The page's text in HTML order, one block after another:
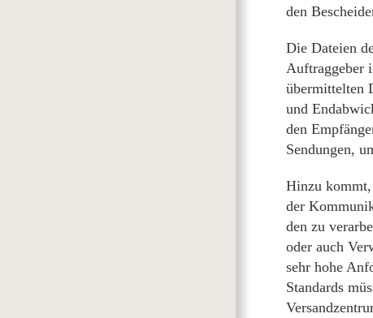
den
Die Dateien
Auftraggeber
übermittelten
und
den
Sendungen,
Hinzu kommt,
der
den zu
oder auch
sehr hohe
Standards